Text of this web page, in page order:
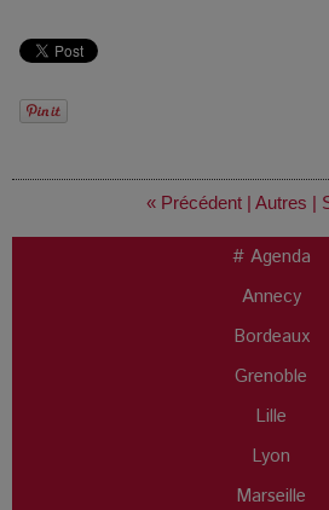
« Précédent | Autres |
# Agenda
Annecy
Bordeaux
Grenoble
Lille
Lyon
Marseille